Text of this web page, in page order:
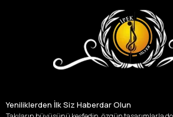
Yeniliklerden İlk Siz Haberdar Olun